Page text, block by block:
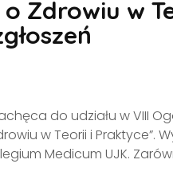
Zdrowiu w
do udziału w VIII
w Teorii i Praktyce”.
Medicum UJK.